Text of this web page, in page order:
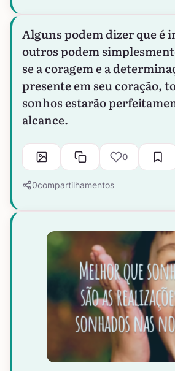
Alguns podem dizer que é
outros podem
se a coragem e a
presente em seu coração,
sonhos estarão
alcance.
0
0compartilhamentos